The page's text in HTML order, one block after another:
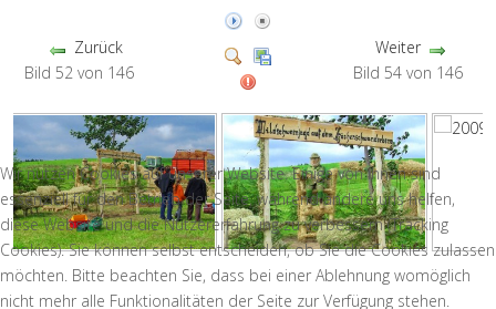
Zurück
Bild 52 von 146
Weiter
Bild 54 von 146
Wir nutzen Cookies auf unserer Website. Einige von ihnen sind
essenziell für den Betrieb der Seite, während andere uns helfen,
diese Website und die Nutzererfahrung zu verbessern (Tracking
Cookies). Sie können selbst entscheiden, ob Sie die Cookies zulassen
möchten. Bitte beachten Sie, dass bei einer Ablehnung womöglich
nicht mehr alle Funktionalitäten der Seite zur Verfügung stehen.